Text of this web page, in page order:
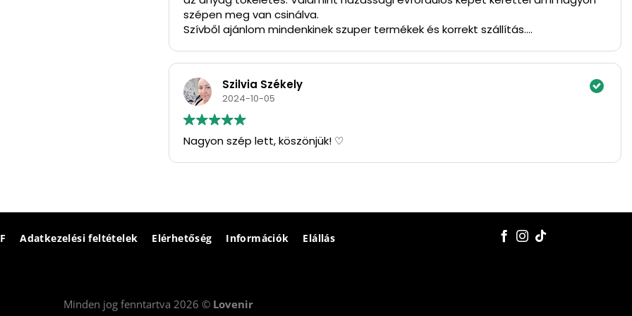
szépen meg van csinálva.
Szívből ajánlom mindenkinek szuper termékek és korrekt szállítás.
Szilvia Székely
2024-10-05
Nagyon szép lett, köszönjük! ♡
Adatkezelési feltételek Elérhetőség Információk Elállás
Minden jog fenntartva 2026 © Lovenir